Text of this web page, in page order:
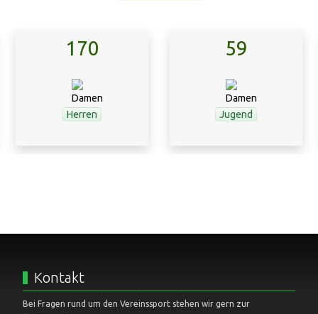
170
Herren
59
Jugend
Kontakt
Bei Fragen rund um den Vereinssport stehen wir gern zur